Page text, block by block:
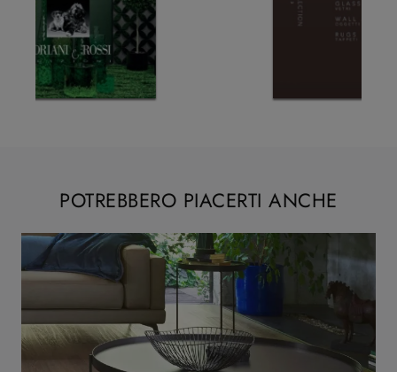
POTREBBERO PIACERTI ANCHE